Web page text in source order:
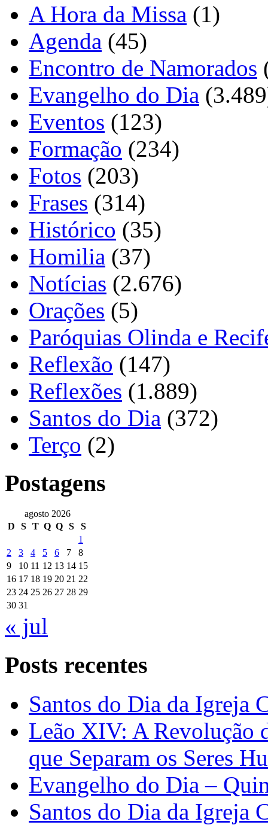
A Hora da Missa (1)
Agenda (45)
Encontro de Namorados
Evangelho do Dia
Eventos (123)
Formação (234)
Fotos (203)
Frases (314)
Histórico (35)
Homilia (37)
Notícias (2.676)
Orações (5)
Paróquias Olinda e
Reflexão (147)
Reflexões (1.889)
Santos do Dia (372)
Terço (2)
Postagens
agosto 2026
D
S T Q Q S
S
1
2
3 4 5 6 7
8
9
10 11 12 13 14 15
16 17 18 19 20 21 22
23 24 25 26 27 28 29
30 31
« jul
Posts recentes
Santos do Dia da Igreja
Leão XIV: A Revolução
que Separam os Seres
Evangelho do Dia –
Santos do Dia da Igreja